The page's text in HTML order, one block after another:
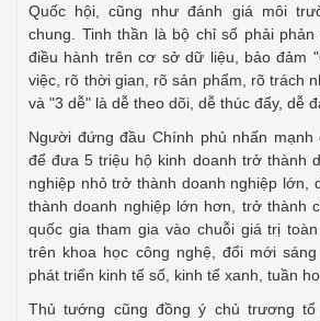
Quốc hội, cũng như đánh giá môi
chung. Tinh thần là bộ chỉ số phải
điều hành trên cơ sở dữ liệu, bảo đảm
việc, rõ thời gian, rõ sản phẩm, rõ trách
và "3 dễ" là dễ theo dõi, dễ thúc đẩy, dễ
Người đứng đầu Chính phủ nhấn
để đưa 5 triệu hộ kinh doanh trở thành
nghiệp nhỏ trở thành doanh nghiệp lớn,
thành doanh nghiệp lớn hơn, trở thành
quốc gia tham gia vào chuỗi giá trị
trên khoa học công nghệ, đổi mới
phát triển kinh tế số, kinh tế xanh, tuần
Thủ tướng cũng đồng ý chủ trương